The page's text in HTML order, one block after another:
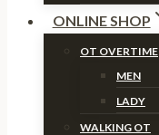
ONLINE SHOP
OT OVERTIME
MEN
LADY
WALKING OT